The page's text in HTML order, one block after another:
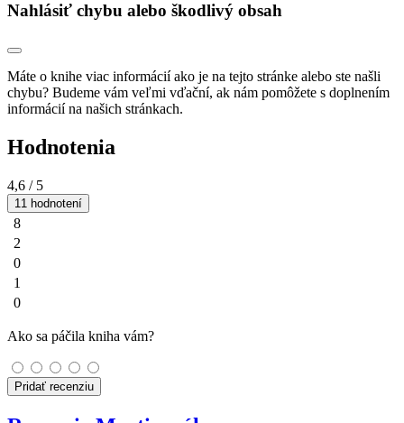
Nahlásiť chybu alebo škodlivý obsah
Máte o knihe viac informácií ako je na tejto stránke alebo ste našli
chybu? Budeme vám veľmi vďační, ak nám pomôžete s doplnením
informácií na našich stránkach.
Hodnotenia
4,6 / 5
11 hodnotení
8
2
0
1
0
Ako sa páčila kniha vám?
Pridať recenziu